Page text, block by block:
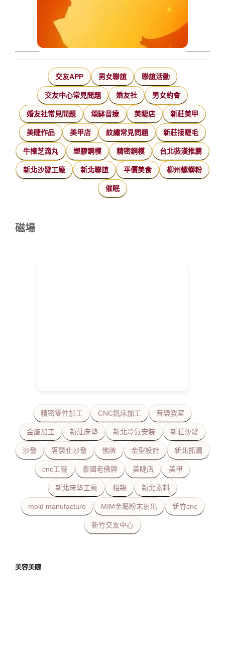
交友APP 男女聯誼 聯誼活動
交友中心常見問題 婚友社 男女約會
婚友社常見問題 頌缽音療 美睫店 新莊美甲
美睫作品 美甲店 紋繡常見問題 新莊接睫毛
牛樟芝滴丸 塑膠鋼模 精密鋼模 台北裝潢推薦
新北沙發工廠 新北聯誼 平價美食 柳州螺螄粉
催眠
磁場
精密零件加工 CNC銑床加工 音樂教室
金屬加工 新莊床墊 新北冷氣安裝 新莊沙發
沙發 客製化沙發 佛牌 金型設計 新北抓漏
cnc工廠 泰國老佛牌 美睫店 美甲
新北床墊工廠 相親 新北素料
mold manufacture MIM金屬粉末射出 新竹cnc
新竹交友中心
美容美睫